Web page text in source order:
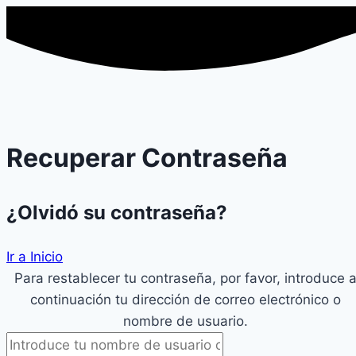
Recuperar Contraseña
¿Olvidó su contraseña?
Ir a Inicio
Para restablecer tu contraseña, por favor, introduce a
continuación tu dirección de correo electrónico o
nombre de usuario.